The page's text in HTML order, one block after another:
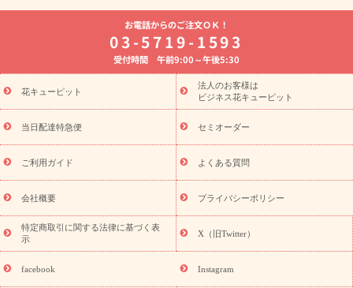
よく贈られる花
お祝いの花特集
誕生日フラワーギフト特集
8月の誕生花(トルコキキョウ)
開店・開業祝い
お供え・お悔やみ お供え・お悔やみの花
通夜・葬儀に贈る花 胡蝶蘭・花鉢
ーブドフラワー
季節のイベント
ひまわり ギフト・プレゼント
特集
お盆 花（新盆・初盆） 季節のイベント
お盆 花（新
盆・初盆）
お盆 花（新盆・初盆）
お盆・お供え 花とセットギ
フト
お盆・お供え プリザーブドフラワー
ひまわり ギフト・プ
レゼント特集
夏の花贈り・お中元・暑中見舞い 花のギフト特集
敬老の日におくる花ギフト・プレゼント特集
花ギフト・プレゼント特集
敬老の日 花のおすすめランキング
敬
老の日 花鉢植えのギフト・プレゼント特集
敬老の日 花とセットギ
フト・プレゼント特集
敬老の日の花 全てのギフト一覧
キャン
ペーン
映画『ウォーターガーディアンズ』コラボキャンペーン
「きょう誕生日なんです」キャンペーン
誕生日の花を探す
誕生日フラワーギフト 誕生日フラワーギフト特集
お電話からのご注文ＯＫ！
03-5719-1593
受付時間 午前9:00～午後5:30
花キューピット
法人のお客様は
ビジネス花キューピット
当日配達特急便 セミオーダー
ご利用ガイド よくある質問
会社概要 プライバシーポリシー
特定商取引に関する法律に基づく表
示
X（旧Twitter）
facebook Instagram